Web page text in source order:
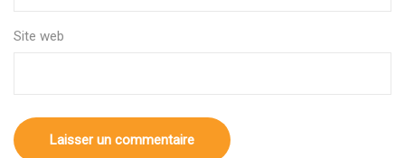
Site web